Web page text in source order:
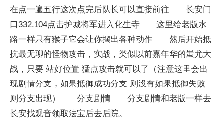
在点一遍五行这次点完后队长可以直接前往 长安门
口332.104点击护城将军进入化生寺 这里给老版水
路一样只有猴子它会让你摆出各种动作 然后开始抵
抗最无聊的怪物攻击，实战，类似以前嘉年华的蚩尤大
战，只要 站好位置 猛点攻击就可以了（注意这里会出
现剧情分支，如果抵御成功分支 则没有如果抵御失败
则分支出现） 分支剧情 分支剧情和老版一样去
长安找观音领取法宝后去后院。